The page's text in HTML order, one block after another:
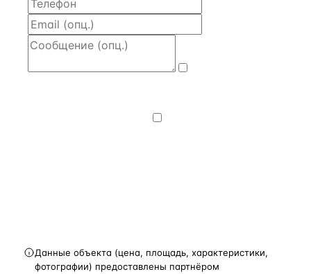
Данные объекта (цена, площадь, характеристики,
фотографии) предоставлены партнёром